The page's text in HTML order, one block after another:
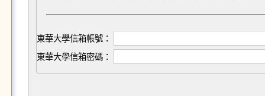
東華大學信箱帳號：
東華大學信箱密碼：